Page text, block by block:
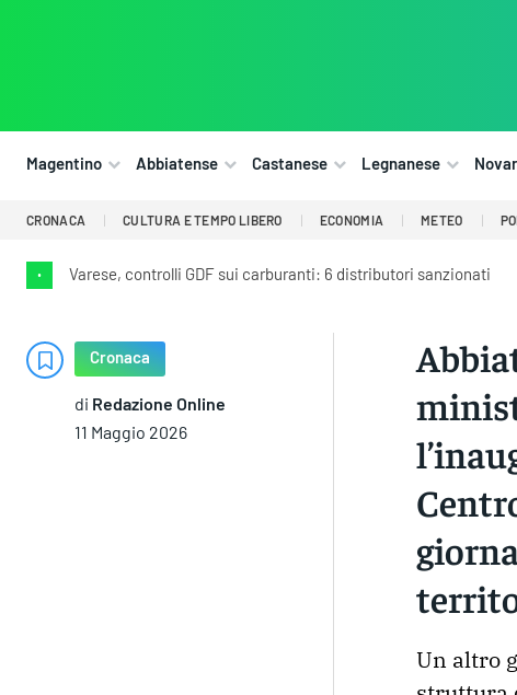
Magentino Abbiatense Castanese Legnanese
CRONACA CULTURA E TEMPO LIBERO ECONOMIA METEO
• Varese, controlli GDF sui carburanti: 6 distributori sanzionati
Cronaca
di Redazione Online
11 Maggio 2026
Un altro